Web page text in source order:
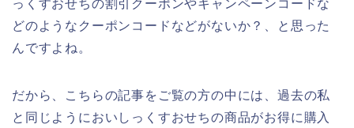
っくすおせちの割引クーポンやキャンペーンコードな
どのようなクーポンコードなどがないか？、と思った
んですよね。
だから、こちらの記事をご覧の方の中には、過去の私
と同じようにおいしっくすおせちの商品がお得に購入